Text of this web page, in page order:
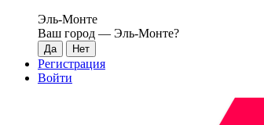
Эль-Монте
Ваш город — Эль-Монте?
Регистрация
Войти